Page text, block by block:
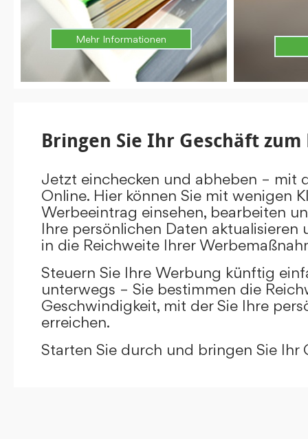
Mehr Informationen
Bringen Sie Ihr Geschäft zum
Jetzt einchecken und abheben – mit
Online. Hier können Sie mit wenigen
Werbeeintrag einsehen, bearbeiten
Ihre persönlichen Daten aktualisieren
in die Reichweite Ihrer
Steuern Sie Ihre Werbung künftig
unterwegs – Sie bestimmen die
Geschwindigkeit, mit der Sie Ihre
erreichen.
Starten Sie durch und bringen Sie Ihr